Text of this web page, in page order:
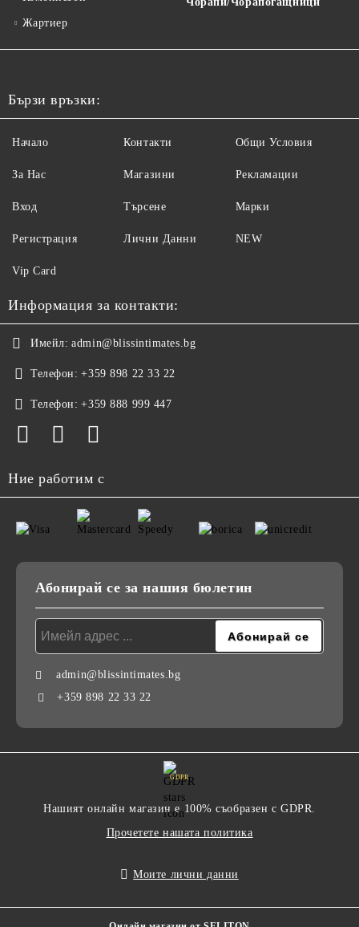
Жартиер
Бързи връзки:
Начало
За Нас
Вход
Регистрация
Контакти
Магазини
Търсене
Лични Данни
Общи Условия
Рекламации
Марки
NEW
Vip Card
Информация за контакти:
Имейл: admin@blissintimates.bg
Телефон: +359 898 22 33 22
Телефон: +359 888 999 447
Ние работим с
Абонирай се за нашия бюлетин
admin@blissintimates.bg
+359 898 22 33 22
GDPR
Нашият онлайн магазин е 100% съобразен с GDPR.
Прочетете нашата политика
Моите лични данни